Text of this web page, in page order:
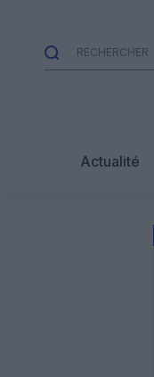
Actualité